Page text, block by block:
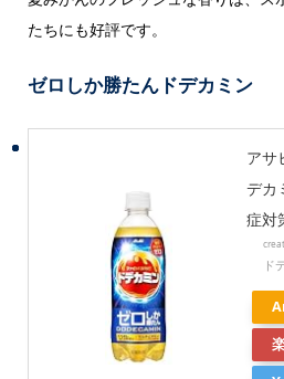
たちにも好評です。
ゼロしか勝たんドデカミン
アサ
デカ
症対
ド